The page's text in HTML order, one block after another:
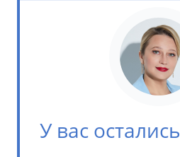
У вас